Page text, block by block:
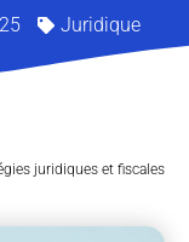
Juridique
juridiques et fiscales